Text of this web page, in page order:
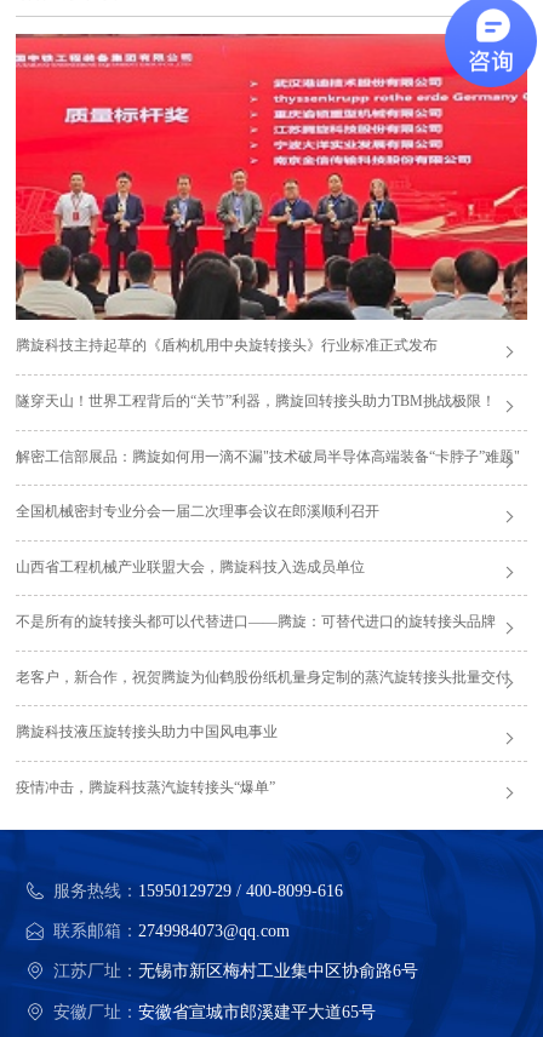
腾旋科技主持起草的《盾构机用中央旋转接头》行业标准正式发布
隧穿天山！世界工程背后的“关节”利器，腾旋回转接头助力TBM挑战极限！
解密工信部展品：腾旋如何用一滴不漏"技术破局半导体高端装备“卡脖子”难题"
全国机械密封专业分会一届二次理事会议在郎溪顺利召开
山西省工程机械产业联盟大会，腾旋科技入选成员单位
不是所有的旋转接头都可以代替进口——腾旋：可替代进口的旋转接头品牌
老客户，新合作，祝贺腾旋为仙鹤股份纸机量身定制的蒸汽旋转接头批量交付
腾旋科技液压旋转接头助力中国风电事业
疫情冲击，腾旋科技蒸汽旋转接头“爆单”
服务热线： 15950129729 / 400-8099-616
联系邮箱：2749984073@qq.com
江苏厂址：无锡市新区梅村工业集中区协俞路6号
安徽厂址：安徽省宣城市郎溪建平大道65号